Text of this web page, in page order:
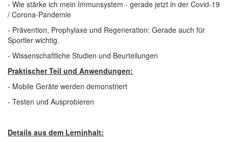
- Wie stärke ich mein Immunsystem - gerade jetzt in der Covid-19
/ Corona-Pandemie
- Prävention, Prophylaxe und Regeneration: Gerade auch für
Sportler wichtig.
- Wissenschaftliche Studien und Beurteilungen
Praktischer Teil und Anwendungen:
- Mobile Geräte werden demonstriert
- Testen und Ausprobieren
Details aus dem Lerninhalt: